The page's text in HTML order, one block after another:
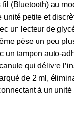
fil (Bluetooth) au
petite et
un lecteur de
pèse un peu
un tampon auto-
qui délivre
de 2 ml,
à un